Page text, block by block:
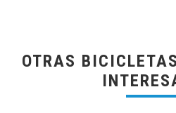
OTRAS